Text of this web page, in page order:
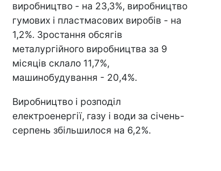
виробництво - на 23,3%, виробництво
гумових і пластмасових виробів - на
1,2%. Зростання обсягів
металургійного виробництва за 9
місяців склало 11,7%,
машинобудування - 20,4%.
Виробництво і розподіл
електроенергії, газу і води за січень-
серпень збільшилося на 6,2%.